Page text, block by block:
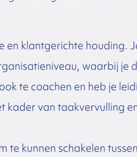
en klantgerichte houding.
waarbij je
te coachen en heb je
kader van taakvervulling
te kunnen schakelen